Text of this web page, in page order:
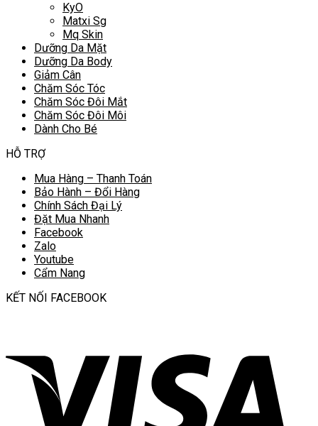
KyO
Matxi Sg
Mq Skin
Dưỡng Da Mặt
Dưỡng Da Body
Giảm Cân
Chăm Sóc Tóc
Chăm Sóc Đôi Mắt
Chăm Sóc Đôi Môi
Dành Cho Bé
HỖ TRỢ
Mua Hàng – Thanh Toán
Bảo Hành – Đổi Hàng
Chính Sách Đại Lý
Đặt Mua Nhanh
Facebook
Zalo
Youtube
Cẩm Nang
KẾT NỐI FACEBOOK